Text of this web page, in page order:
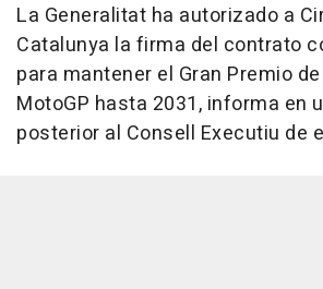
La Generalitat ha autorizado a
Catalunya la firma del contrato
para mantener el Gran Premio
MotoGP hasta 2031, informa en
posterior al Consell Executiu de